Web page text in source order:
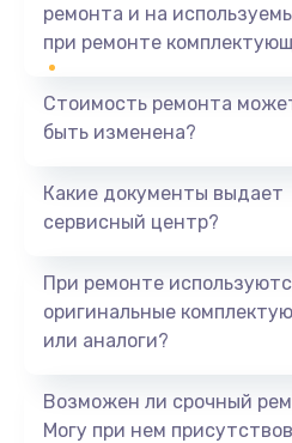
ремонта и на
при ремонте
Стоимость ремонта
быть изменена?
Какие документы выдает
сервисный центр?
При ремонте
оригинальные
или аналоги?
Возможен ли срочный
Могу при нем